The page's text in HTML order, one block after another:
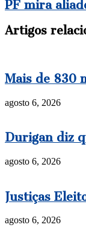
PF mira
Artigos
Mais de 830
agosto 6, 2026
Durigan diz
agosto 6, 2026
Justiças
agosto 6, 2026